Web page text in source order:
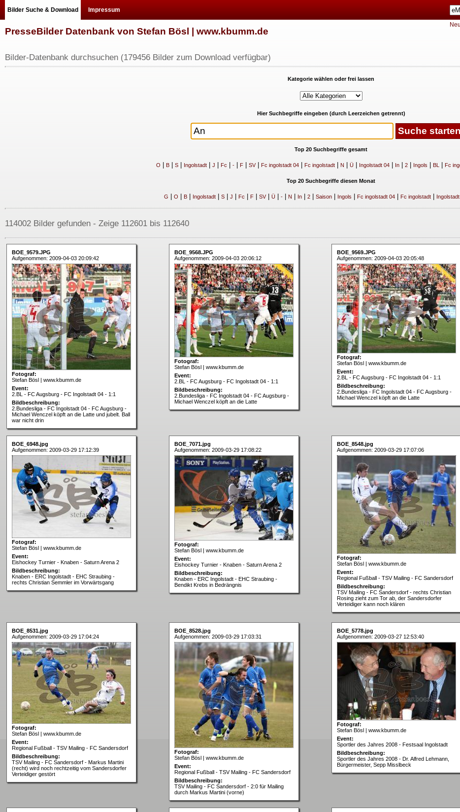
Bilder Suche & Download Impressum
PresseBilder Datenbank von Stefan Bösl | www.kbumm.de
Bilder-Datenbank durchsuchen (179456 Bilder zum Download verfügbar)
Kategorie wählen oder frei lassen
Hier Suchbegriffe eingeben (durch Leerzeichen getrennt)
Top 20 Suchbegriffe gesamt
O B| S| Ingolstadt| J Fc -| F| SV| Fc ingolstadt 04| Fc ingolstadt| N Ü Ingolstadt 04| In| 2| Ingols BL | Fc
Top 20 Suchbegriffe diesen Monat
G O B| Ingolstadt| S| J Fc F| SV| Ü| -| N In| 2| Saison| Ingols Fc ingolstadt 04| Fc ingolstadt|
114002 Bilder gefunden - Zeige 112601 bis 112640
BOE_9579.JPG
Aufgenommen: 2009-04-03 20:09:42
Fotograf:
Stefan Bösl | www.kbumm.de
Event:
2.BL - FC Augsburg - FC Ingolstadt 04 - 1:1
Bildbeschreibung:
2.Bundesliga - FC Ingolstadt 04 - FC Augsburg -
Michael Wenczel köpft an die Latte und jubelt. Ball
war nicht drin
BOE_9568.JPG
Aufgenommen: 2009-04-03 20:06:12
Fotograf:
Stefan Bösl | www.kbumm.de
Event:
2.BL - FC Augsburg - FC Ingolstadt 04 - 1:1
Bildbeschreibung:
2.Bundesliga - FC Ingolstadt 04 - FC Augsburg -
Michael Wenczel köpft an die Latte
BOE_9569.JPG
Aufgenommen: 2009-04-03 20:05:48
Fotograf:
Stefan Bösl | www.kbumm.de
Event:
2.BL - FC Augsburg - FC Ingolstadt 04 - 1:1
Bildbeschreibung:
2.Bundesliga - FC Ingolstadt 04 - FC Augsburg -
Michael Wenczel köpft an die Latte
BOE_6948.jpg
Aufgenommen: 2009-03-29 17:12:39
Fotograf:
Stefan Bösl | www.kbumm.de
Event:
Eishockey Turnier - Knaben - Saturn Arena 2
Bildbeschreibung:
Knaben - ERC Ingolstadt - EHC Straubing -
rechts Christian Semmler im Vorwärtsgang
BOE_7071.jpg
Aufgenommen: 2009-03-29 17:08:22
Fotograf:
Stefan Bösl | www.kbumm.de
Event:
Eishockey Turnier - Knaben - Saturn Arena 2
Bildbeschreibung:
Knaben - ERC Ingolstadt - EHC Straubing -
Bendikt Krebs in Bedrängnis
BOE_8548.jpg
Aufgenommen: 2009-03-29 17:07:06
Fotograf:
Stefan Bösl | www.kbumm.de
Event:
Regional Fußball - TSV Mailing - FC Sandersdorf
Bildbeschreibung:
TSV Mailing - FC Sandersdorf - rechts Christian
Rosing zieht zum Tor ab, der Sandersdorfer
Verteidiger kann noch klären
BOE_8531.jpg
Aufgenommen: 2009-03-29 17:04:24
Fotograf:
Stefan Bösl | www.kbumm.de
Event:
Regional Fußball - TSV Mailing - FC Sandersdorf
Bildbeschreibung:
TSV Mailing - FC Sandersdorf - Markus Martini
(recht) wird noch rechtzeitig vom Sandersdorfer
Verteidiger gestört
BOE_8528.jpg
Aufgenommen: 2009-03-29 17:03:31
Fotograf:
Stefan Bösl | www.kbumm.de
Event:
Regional Fußball - TSV Mailing - FC Sandersdorf
Bildbeschreibung:
TSV Mailing - FC Sandersdorf - 2:0 für Mailing
durch Markus Martini (vorne)
BOE_5778.jpg
Aufgenommen: 2009-03-27 12:53:40
Fotograf:
Stefan Bösl | www.kbumm.de
Event:
Sportler des Jahres 2008 - Festsaal Ingolstadt
Bildbeschreibung:
Sportler des Jahres 2008 - Dr. Alfred Lehmann,
Bürgermeister, Sepp Misslbeck